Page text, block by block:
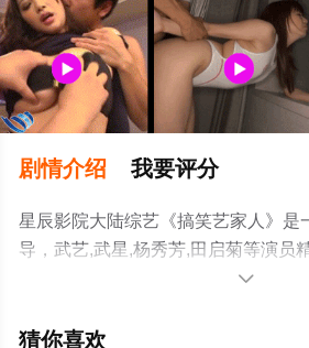
剧情介绍 我要评分
星辰影院大陆综艺《搞笑艺家人》是
导，武艺,武星,杨秀芳,田启菊等演员
艺，大结局剧情已揭晓（1-8全集）
步至豆瓣综艺、电视猫或剧情网等平

猜你喜欢